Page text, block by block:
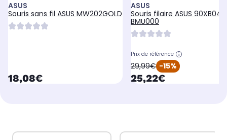
ASUS
Souris sans fil ASUS MW202GOLD
currentPrice
18,08€
ASUS
Souris filaire ASUS
BMU000
Prix de référence
oldPrice
29,99€ -15%
currentPrice
25,22€